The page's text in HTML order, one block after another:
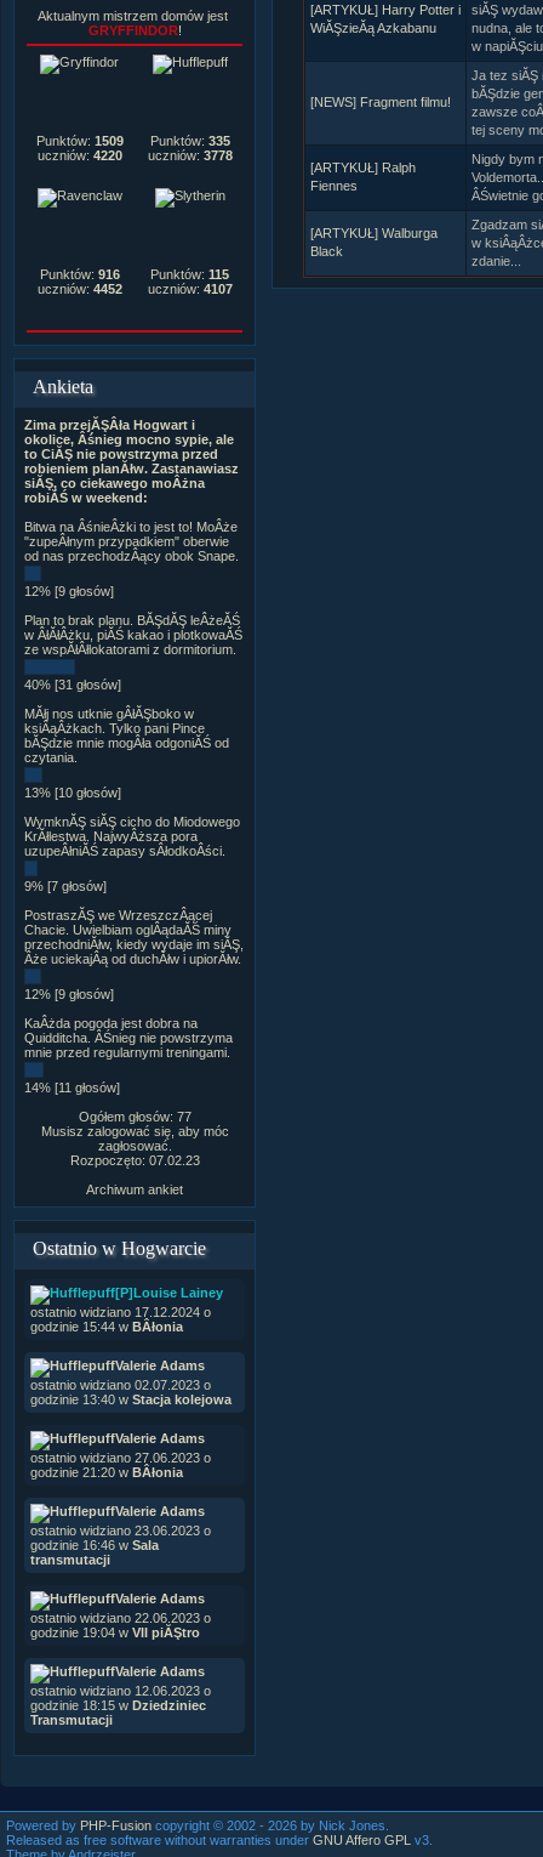
Aktualnym mistrzem domów jest
GRYFFINDOR!
Punktów: 1509
uczniów: 4220
Punktów: 335
uczniów: 3778
Punktów: 916
uczniów: 4452
Punktów: 115
uczniów: 4107
Ankieta
Zima przejĂŞÂła Hogwart i
okolice, Âśnieg mocno sypie, ale
to CiĂŞ nie powstrzyma przed
robieniem planĂłw. Zastanawiasz
siĂŞ, co ciekawego moÂżna
robiĂŚ w weekend:
Bitwa na ÂśnieÂżki to jest to! MoÂże
"zupeÂłnym przypadkiem" oberwie
od nas przechodzÂący obok Snape.
12% [9 głosów]
Plan to brak planu. BĂŞdĂŞ leÂżeĂŚ
w ÂłĂłÂżku, piĂŚ kakao i plotkowaĂŚ
ze wspĂłÂłlokatorami z dormitorium.
40% [31 głosów]
MĂłj nos utknie gÂłĂŞboko w
ksiÂąÂżkach. Tylko pani Pince
bĂŞdzie mnie mogÂła odgoniĂŚ od
czytania.
13% [10 głosów]
WymknĂŞ siĂŞ cicho do Miodowego
KrĂłlestwa. NajwyÂższa pora
uzupeÂłniĂŚ zapasy sÂłodkoÂści.
9% [7 głosów]
PostraszĂŞ we WrzeszczÂącej
Chacie. Uwielbiam oglÂądaĂŚ miny
przechodniĂłw, kiedy wydaje im siĂŞ,
Âże uciekajÂą od duchĂłw i upiorĂłw.
12% [9 głosów]
KaÂżda pogoda jest dobra na
Quidditcha. ÂŚnieg nie powstrzyma
mnie przed regularnymi treningami.
14% [11 głosów]
Ogółem głosów: 77
Musisz zalogować się, aby móc
zagłosować.
Rozpoczęto: 07.02.23
Archiwum ankiet
Ostatnio w Hogwarcie
[P]Louise Lainey
ostatnio widziano 17.12.2024 o
godzinie 15:44 w BÂłonia
Valerie Adams
ostatnio widziano 02.07.2023 o
godzinie 13:40 w Stacja kolejowa
Valerie Adams
ostatnio widziano 27.06.2023 o
godzinie 21:20 w BÂłonia
Valerie Adams
ostatnio widziano 23.06.2023 o
godzinie 16:46 w Sala
transmutacji
Valerie Adams
ostatnio widziano 22.06.2023 o
godzinie 19:04 w VII piĂŞtro
Valerie Adams
ostatnio widziano 12.06.2023 o
godzinie 18:15 w Dziedziniec
Transmutacji
[ARTYKUŁ] Harry Potter i
WiĂŞzieĂą Azkabanu
siĂŞ
nudna, ale
w
[NEWS] Fragment filmu!
Ja tez siĂŞ
bĂŞdzie
zawsze
tej sceny
[ARTYKUŁ] Ralph
Fiennes
Nigdy bym
ÂŚwietnie
[ARTYKUŁ] Walburga
Black
Zgadzam
w
zdanie...
Powered by PHP-Fusion copyright © 2002 - 2026 by Nick Jones.
Released as free software without warranties under GNU Affero GPL
v3.